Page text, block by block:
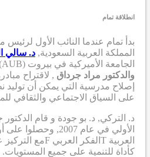
انطلاقة تمام
بدأ تمام عندما النائب الأول لرئيس
المملكة العربية السعودية, د. سالي
الجامعة الأميركية في بيروت (AUB),
والدكتور مراد جرداق , لاقتراح
إصلاح مدرسية التي يمكن أن توليد
على السياق الاجتماعي والثقافي
د. التركي, د. بو جودة و قام
الأولي في عام 2007,
وحصلوا على
العربية T الفكر العربي Fمع التركيز
كأداة للتنمية على جميع المستويات.